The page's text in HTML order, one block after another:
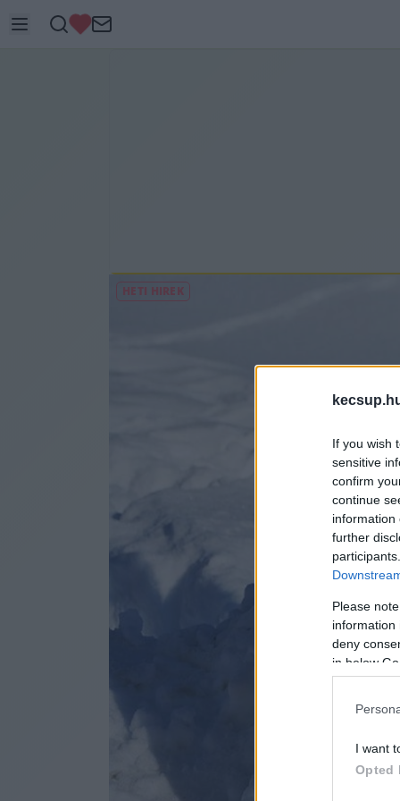
If you wish
sensitive
confirm
continue
information
further
Please
information
deny
in below
I want
Opted
HETI HÍREK